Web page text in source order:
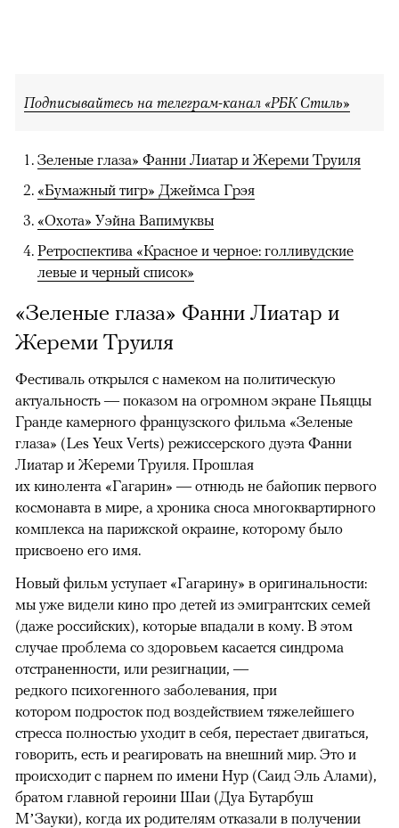
Подписывайтесь на телеграм-канал «РБК Стиль»
Зеленые глаза» Фанни Лиатар и Жереми Труиля
«Бумажный тигр» Джеймса Грэя
«Охота» Уэйна Вапимуквы
Ретроспектива «Красное и черное: голливудские
левые и черный список»
«Зеленые глаза» Фанни Лиатар и
Жереми Труиля
Фестиваль открылся с намеком на политическую
актуальность — показом на огромном экране Пьяццы
Гранде камерного французского фильма «Зеленые
глаза» (Les Yeux Verts) режиссерского дуэта Фанни
Лиатар и Жереми Труиля. Прошлая
их кинолента «Гагарин» — отнюдь не байопик первого
космонавта в мире, а хроника сноса многоквартирного
комплекса на парижской окраине, которому было
присвоено его имя.
Новый фильм уступает «Гагарину» в оригинальности:
мы уже видели кино про детей из эмигрантских семей
(даже российских), которые впадали в кому. В этом
случае проблема со здоровьем касается синдрома
отстраненности, или резигнации, —
редкого психогенного заболевания, при
котором подросток под воздействием тяжелейшего
стресса полностью уходит в себя, перестает двигаться,
говорить, есть и реагировать на внешний мир. Это и
происходит с парнем по имени Нур (Саид Эль Алами),
братом главной героини Шаи (Дуа Бутарбуш
М’Зауки), когда их родителям отказали в получении